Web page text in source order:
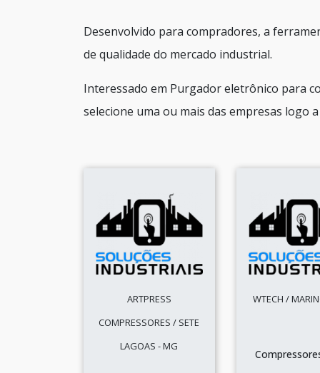
Desenvolvido para compradores, a
de qualidade do mercado industrial.
Interessado em Purgador eletrônico para
selecione uma ou mais das empresas logo
ARTPRESS
COMPRESSORES / SETE
LAGOAS - MG
WTECH /